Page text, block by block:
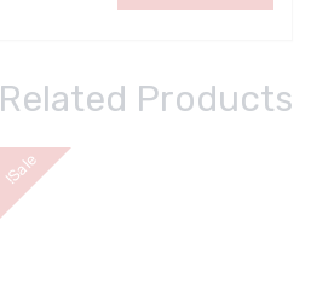
Related Products
S
a
l
e
!